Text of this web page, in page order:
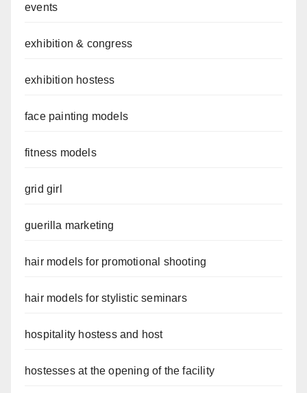
events
exhibition & congress
exhibition hostess
face painting models
fitness models
grid girl
guerilla marketing
hair models for promotional shooting
hair models for stylistic seminars
hospitality hostess and host
hostesses at the opening of the facility